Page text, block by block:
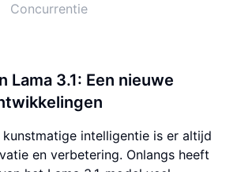
Concurrentie
Lama 3.1: Een nieuwe
intelligentie is er altijd
en verbetering. Onlangs heeft